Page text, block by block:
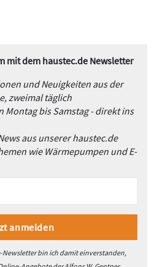
mit dem haustec.de Newsletter
und Neuigkeiten aus der
zweimal täglich
Montag bis Samstag - direkt ins
aus unserer haustec.de
wie Wärmepumpen und E-
bin ich damit einverstanden,